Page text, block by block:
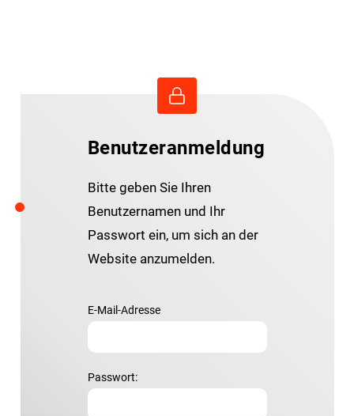
Benutzeranmeldung
Bitte geben Sie Ihren
Benutzernamen und Ihr
Passwort ein, um sich an der
Website anzumelden.
E-Mail-Adresse
Passwort: